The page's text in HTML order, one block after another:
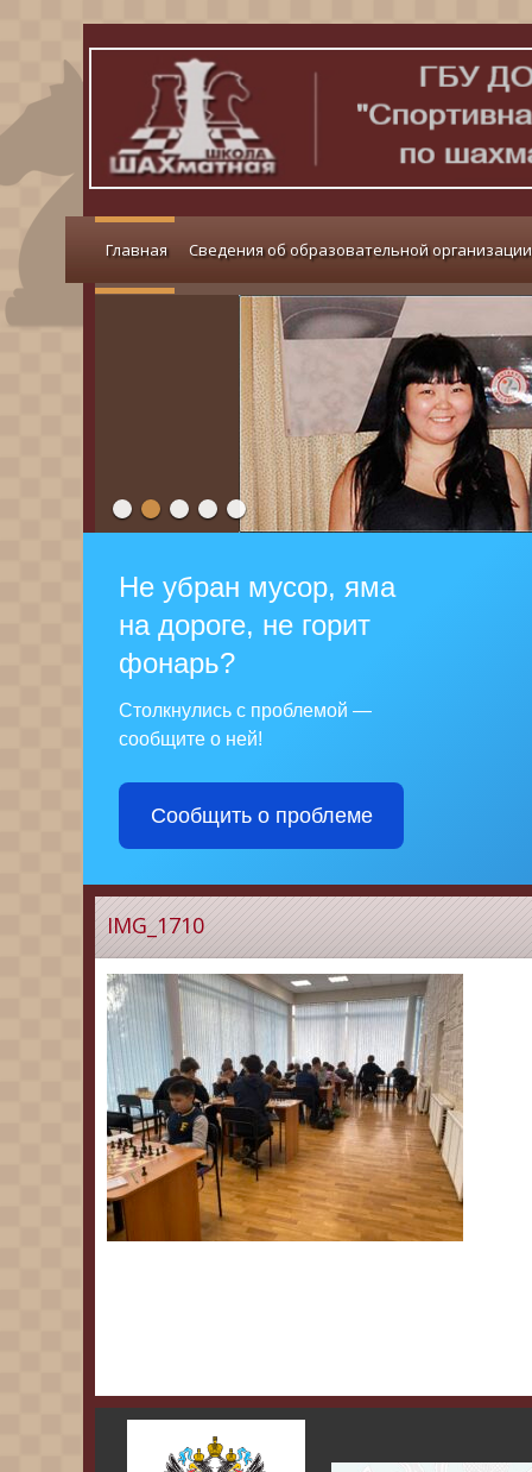
Главная Сведения об образовательной организации
Не убран мусор, яма
на дороге, не горит
фонарь?
Столкнулись с проблемой —
сообщите о ней!
Сообщить о проблеме
IMG_1710